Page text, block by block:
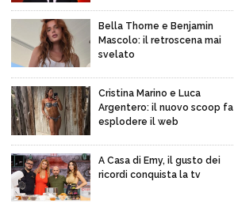
Bella Thorne e Benjamin
Mascolo: il retroscena mai
svelato
Cristina Marino e Luca
Argentero: il nuovo scoop fa
esplodere il web
A Casa di Emy, il gusto dei
ricordi conquista la tv